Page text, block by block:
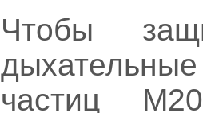
Чтобы
частиц